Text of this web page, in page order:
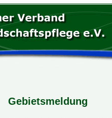
Gebietsmeldung